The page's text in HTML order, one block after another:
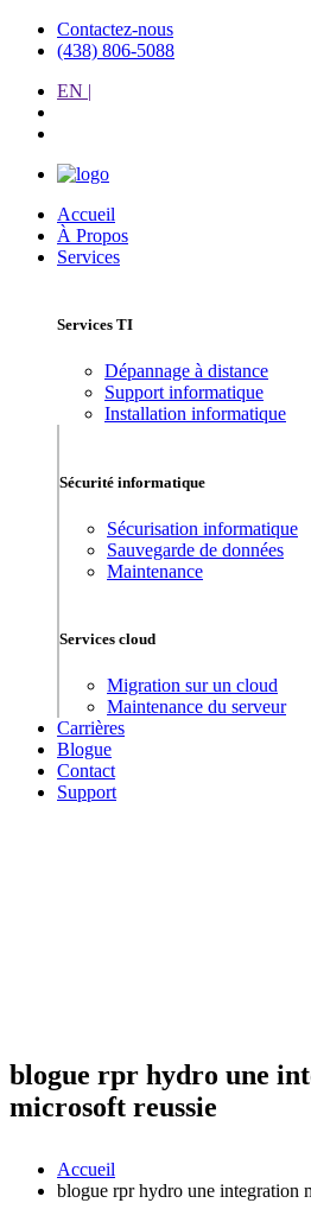
Contactez-nous
(438) 806-5088
EN |
Accueil
À Propos
Services
Services TI
Dépannage à distance
Support informatique
Installation informatique
Sécurité informatique
Sécurisation informatique
Sauvegarde de données
Maintenance
Services cloud
Migration sur un cloud
Maintenance du serveur
Carrières
Blogue
Contact
Support
blogue rpr hydro une
microsoft reussie
Accueil
blogue rpr hydro une integration